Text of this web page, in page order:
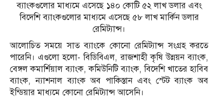
ব্যাংকগুলোর মাধ্যমে এসেছে ১৪০ কোটি ৫২ লাখ ডলার এবং
বিদেশি ব্যাংকগুলোর মাধ্যমে এসেছে ৫৮ লাখ মার্কিন ডলার
রেমিট্যান্স।
আলোচিত সময়ে সাত ব্যাংকে কোনো রেমিট্যান্স সংগ্রহ করতে
পারেনি। এগুলো হলো- বিডিবিএল, রাজশাহী কৃষি উন্নয়ন ব্যাংক,
বেঙ্গল কমার্শিয়াল ব্যাংক, কমিউনিটি ব্যাংক, বিদেশি খা‌তের হাবিব
ব্যাংক, ন্যাশনাল ব্যাংক অব পাকিস্তান এবং স্টেট ব্যাংক অব
ইন্ডিয়ার মাধ্যমে কোনো রেমিট্যান্স আসেনি।